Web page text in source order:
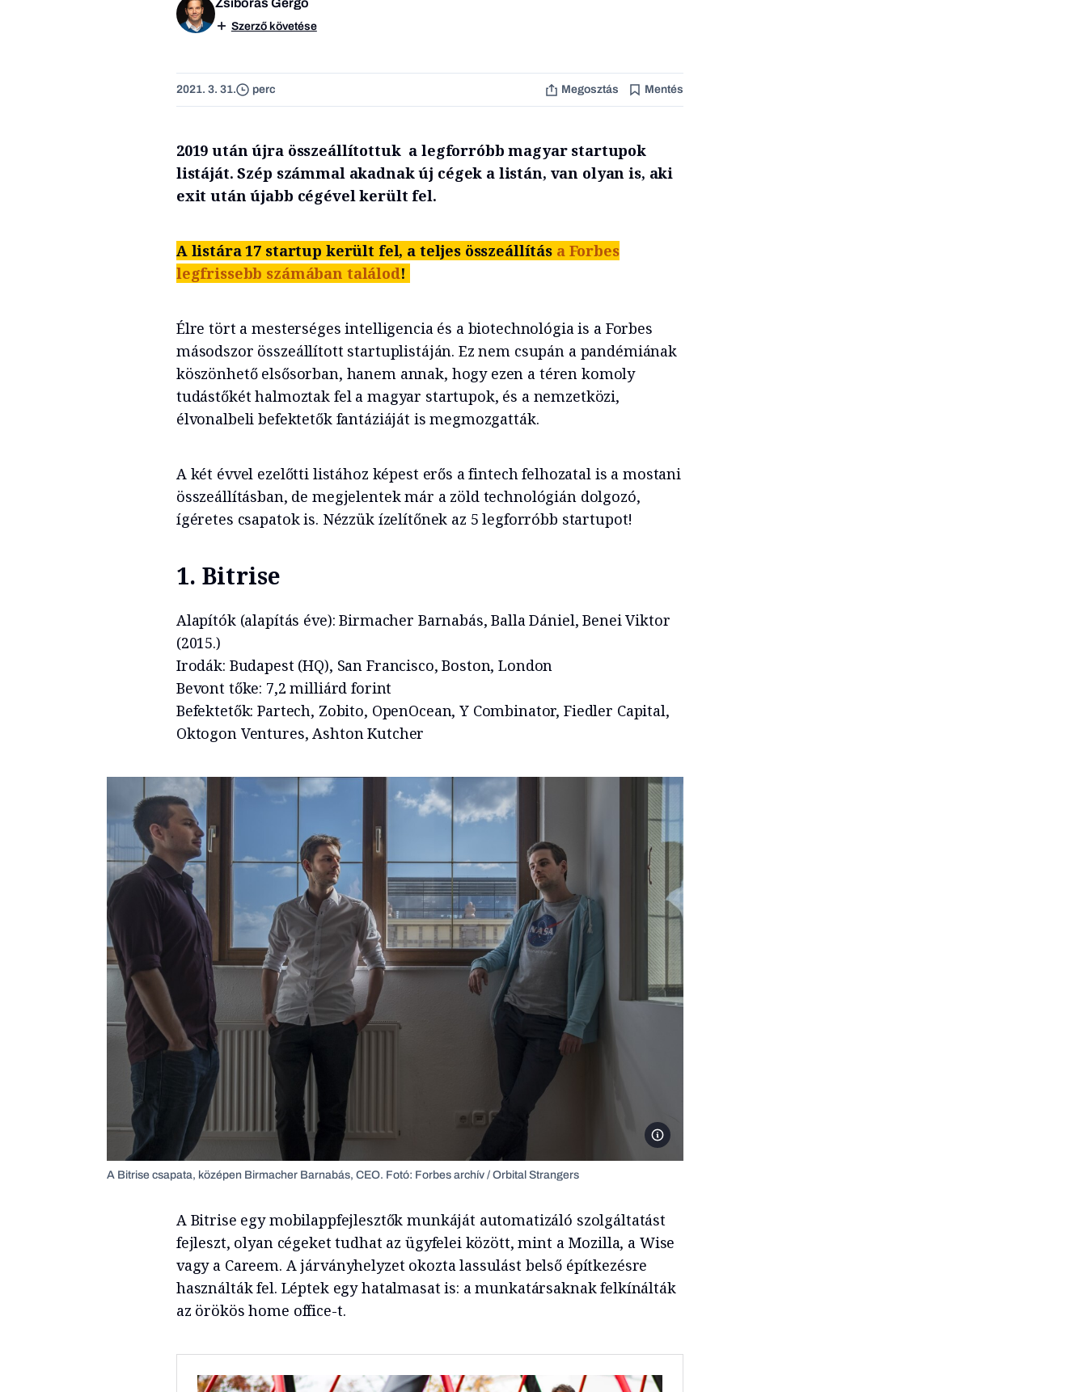
Szerző követése
2021. 3. 31. perc Megosztás Mentés
2019 után újra összeállítottuk a legforróbb magyar startupok
listáját. Szép számmal akadnak új cégek a listán, van olyan is, aki
exit után újabb cégével került fel.
A listára 17 startup került fel, a teljes összeállítás a Forbes
legfrissebb számában találod!
Élre tört a mesterséges intelligencia és a biotechnológia is a Forbes
másodszor összeállított startuplistáján. Ez nem csupán a pandémiának
köszönhető elsősorban, hanem annak, hogy ezen a téren komoly
tudástőkét halmoztak fel a magyar startupok, és a nemzetközi,
élvonalbeli befektetők fantáziáját is megmozgatták.
A két évvel ezelőtti listához képest erős a fintech felhozatal is a mostani
összeállításban, de megjelentek már a zöld technológián dolgozó,
ígéretes csapatok is. Nézzük ízelítőnek az 5 legforróbb startupot!
1. Bitrise
Alapítók (alapítás éve): Birmacher Barnabás, Balla Dániel, Benei Viktor
(2015.)
Irodák: Budapest (HQ), San Francisco, Boston, London
Bevont tőke: 7,2 milliárd forint
Befektetők: Partech, Zobito, OpenOcean, Y Combinator, Fiedler Capital,
Oktogon Ventures, Ashton Kutcher
A Bitrise csapata, középen Birmacher Barnabás, CEO. Fotó: Forbes archív / Orbital Strangers
A Bitrise egy mobilappfejlesztők munkáját automatizáló szolgáltatást
fejleszt, olyan cégeket tudhat az ügyfelei között, mint a Mozilla, a Wise
vagy a Careem. A járványhelyzet okozta lassulást belső építkezésre
használták fel. Léptek egy hatalmasat is: a munkatársaknak felkínálták
az örökös home office-t.